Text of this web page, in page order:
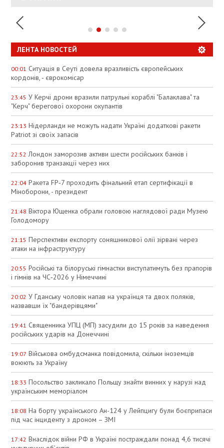
ЛЕНТА НОВОСТЕЙ
00:01 Ситуація в Сеуті довела вразливість європейських
кордонів, - єврокомісар
23:45 У Керчі дрони вразили патрульні кораблі "Балаклава" та
"Керч" берегової охорони окупантів
23:13 Нідерланди не можуть надати Україні додаткові ракети
Patriot зі своїх запасів
22:52 Лондон заморозив активи шести російських банків і
заборонив транзакції через них
22:04 Ракета FP‑7 проходить фінальний етап сертифікації в
Міноборони, - президент
21:48 Віктора Ющенка обрали головою наглядової ради Музею
Голодомору
21:15 Перспективи експорту соняшникової олії зірвані через
атаки на інфраструктуру
20:55 Російські та білоруські гімнастки виступатимуть без прапорів
і гімнів на ЧС‑2026 у Німеччині
20:02 У Гданську чоловік напав на українця та двох поляків,
назвавши їх "бандерівцями"
19:41 Священника УПЦ (МП) засудили до 15 років за наведення
російських ударів на Донеччині
19:07 Військова омбудсманка повідомила, скільки іноземців
воюють за Україну
18:33 Посольство закликало Польщу знайти винних у нарузі над
українським меморіалом
18:08 На борту українського Ан-124 у Лейпцигу були боєприпаси
під час інциденту з дроном – ЗМІ
17:42 Внаслідок війни РФ в Україні постраждали понад 4,6 тисячі